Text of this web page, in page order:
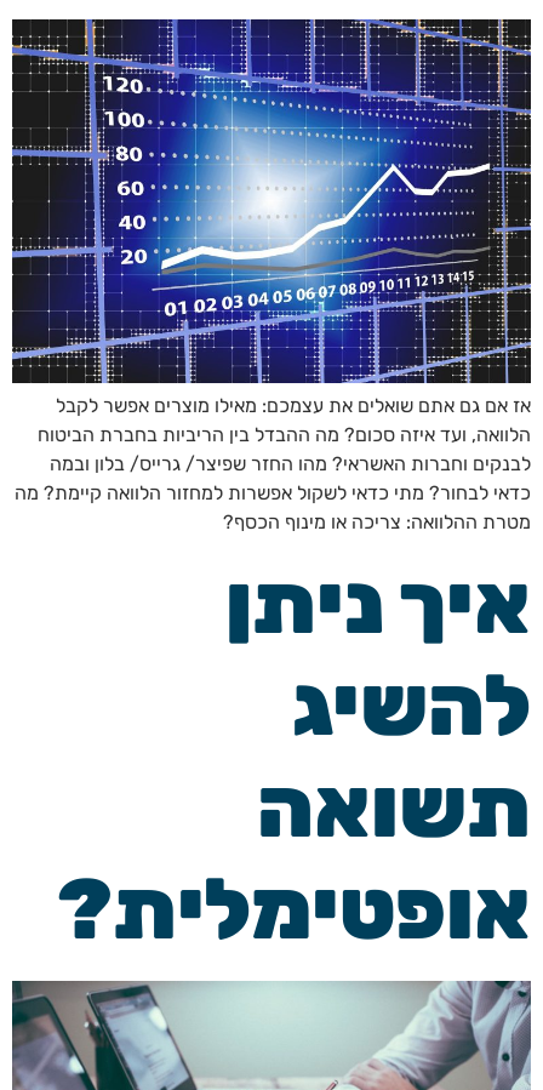
אז אם גם אתם שואלים את עצמכם: מאילו מוצרים אפשר לקבל
הלוואה, ועד איזה סכום? מה ההבדל בין הריביות בחברת הביטוח
לבנקים וחברות האשראי? מהו החזר שפיצר/ גרייס/ בלון ובמה
כדאי לבחור? מתי כדאי לשקול אפשרות למחזור הלוואה קיימת? מה
מטרת ההלוואה: צריכה או מינוף הכסף?
איך ניתן
להשיג
תשואה
אופטימלית?